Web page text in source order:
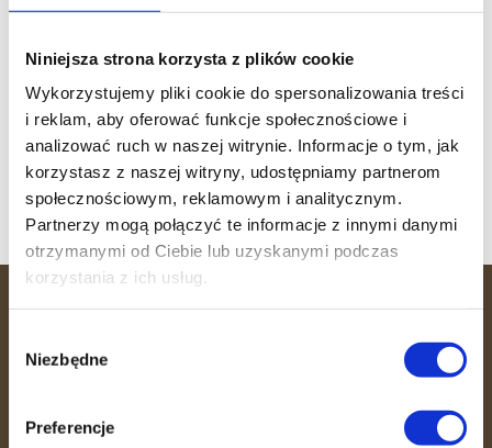
Niniejsza strona korzysta z plików cookie
Wykorzystujemy pliki cookie do spersonalizowania treści
i reklam, aby oferować funkcje społecznościowe i
analizować ruch w naszej witrynie. Informacje o tym, jak
korzystasz z naszej witryny, udostępniamy partnerom
społecznościowym, reklamowym i analitycznym.
Partnerzy mogą połączyć te informacje z innymi danymi
otrzymanymi od Ciebie lub uzyskanymi podczas
korzystania z ich usług.
zgody
Niezbędne
Preferencje
Sukcesy klubowiczek!
Trening wytrzymałościowo-siłowy
Witamy 36 MINUT Strzałkowo
Witamy 36 MINUT Sosnowiec
Witamy 36 MINUT Busko-Zdrój
36 MINUT to miejsce, gdzie efektywność
Dzięki unikalnemu systemowi